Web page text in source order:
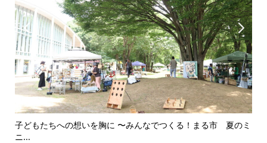

子どもたちへの想いを胸に 〜みんなでつくる！まる市 夏のミ
ニ...
